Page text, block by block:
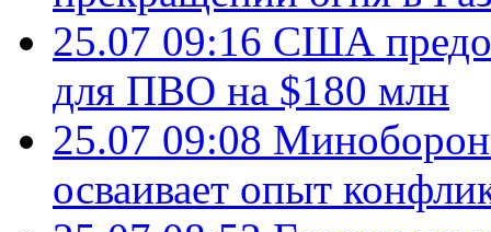
25.07 09:16 США
для ПВО на $180 млн
25.07 09:08
осваивает опыт